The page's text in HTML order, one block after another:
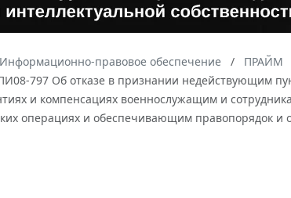
Информационно-правовое обеспечение ПРАЙМ
797 Об отказе в признании недействующим
и компенсациях военнослужащим и
операциях и обеспечивающим правопорядок и